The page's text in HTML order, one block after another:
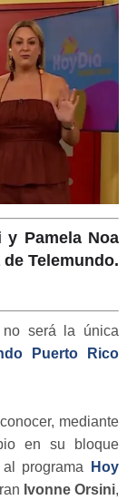
y Pamela Noa
Telemundo.
será la única
Puerto Rico
mediante
en su bloque
programa
Hoy
Ivonne Orsini,